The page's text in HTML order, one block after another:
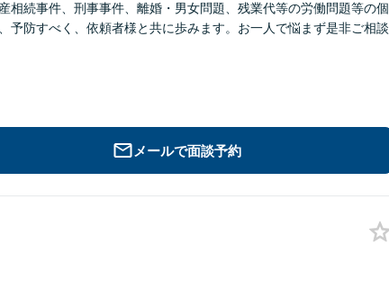
相続事件、刑事事件、離婚・男女問題、残業代等の労働問題等の個
予防すべく、依頼者様と共に歩みます。お一人で悩まず是非ご相談
メールで面談予約